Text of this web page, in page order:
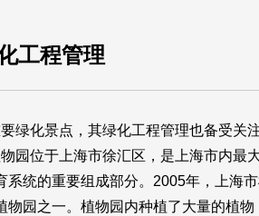
工程管理
绿化景点，其绿化工程管理也备受关
园位于上海市徐汇区，是上海市内最
统的重要组成部分。2005年，上海
园之一。植物园内种植了大量的植